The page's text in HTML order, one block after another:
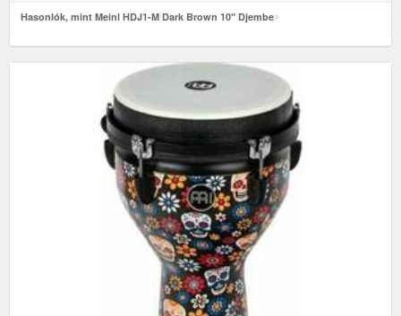
Hasonlók, mint Meinl HDJ1-M Dark Brown 10" Djembe